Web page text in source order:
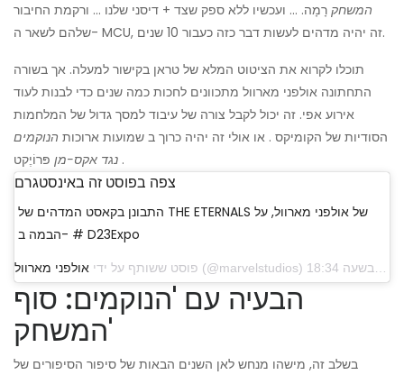
המשחק רָמָה. ... ועכשיו ללא ספק שצד + דיסני שלנו ... ורקמת החיבור
שלהם לשאר ה- MCU, זה יהיה מדהים לעשות דבר כזה כעבור 10 שנים.
תוכלו לקרוא את הציטוט המלא של טראן בקישור למעלה. אך בשורה
התחתונה אולפני מארוול מתכוונים לחכות כמה שנים כדי לבנות לעוד
אירוע אפי. זה יכול לקבל צורה של עיבוד למסך גדול של המלחמות
הסודיות של הקומיקס . או אולי זה יהיה כרוך ב שמועות ארוכות הנוקמים
נגד אקס-מן פּרוֹיֶקט .
צפה בפוסט זה באינסטגרם
התבונן בקאסט המדהים של THE ETERNALS של אולפני מארוול, על
הבמה ב- # D23Expo
פוסט ששותף על ידי אולפני מארוול
הבעיה עם 'הנוקמים: סוף
המשחק'
בשלב זה, מישהו מנחש לאן השנים הבאות של סיפור הסיפורים של